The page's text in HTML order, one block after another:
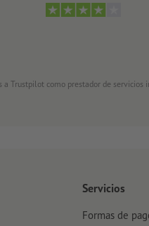
a Trustpilot como prestador de
Servicios
Formas de